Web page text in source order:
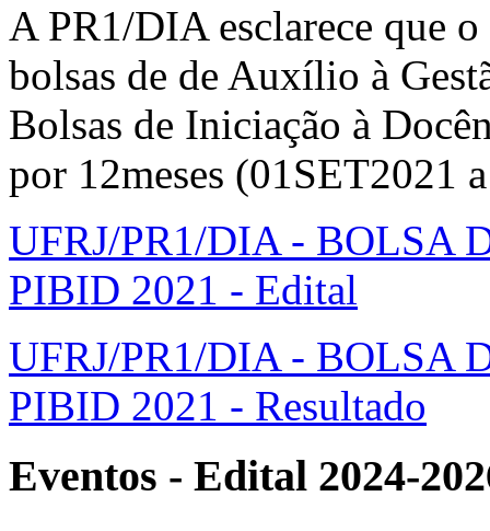
A PR1/DIA esclarece que
bolsas de de Auxílio à
Bolsas de Iniciação à
por 12meses (01SET2021
UFRJ/PR1/DIA - BOLSA
PIBID 2021 - Edital
UFRJ/PR1/DIA - BOLSA
PIBID 2021 - Resultado
Eventos - Edital 2024-